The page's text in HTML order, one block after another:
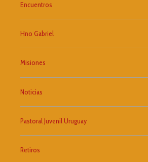
Encuentros
Hno Gabriel
Misiones
Noticias
Pastoral Juvenil Uruguay
Retiros